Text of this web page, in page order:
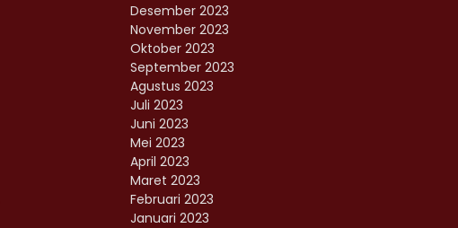
Desember 2023
November 2023
Oktober 2023
September 2023
Agustus 2023
Juli 2023
Juni 2023
Mei 2023
April 2023
Maret 2023
Februari 2023
Januari 2023